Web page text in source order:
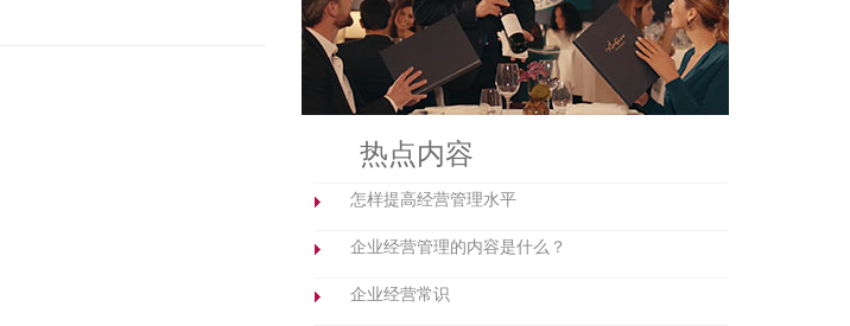
热点内容
怎样提高经营管理水平
企业经营管理的内容是什么？
企业经营常识